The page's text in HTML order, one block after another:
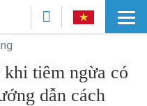
khi tiêm ngừa có
dẫn cách